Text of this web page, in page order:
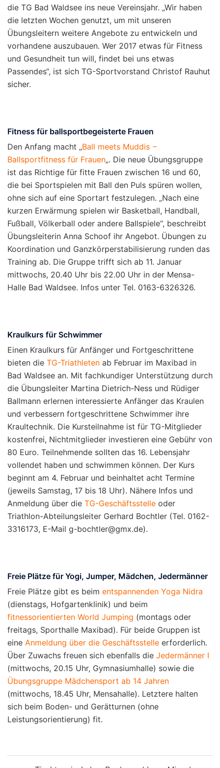
die TG Bad Waldsee ins neue Vereinsjahr. „Wir haben
die letzten Wochen genutzt, um mit unseren
Übungsleitern weitere Angebote zu entwickeln und
vorhandene auszubauen. Wer 2017 etwas für Fitness
und Gesundheit tun will, findet bei uns etwas
Passendes“, ist sich TG-Sportvorstand Christof Rauhut
sicher.
Fitness für ballsportbegeisterte Frauen
Den Anfang macht „Ball meets Muddis −
Ballsportfitness für Frauen„. Die neue Übungsgruppe
ist das Richtige für fitte Frauen zwischen 16 und 60,
die bei Sportspielen mit Ball den Puls spüren wollen,
ohne sich auf eine Sportart festzulegen. „Nach eine
kurzen Erwärmung spielen wir Basketball, Handball,
Fußball, Völkerball oder andere Ballspiele“, beschreibt
Übungsleiterin Anna Schoof ihr Angebot. Übungen zu
Koordination und Ganzkörperstabilisierung runden das
Training ab. Die Gruppe trifft sich ab 11. Januar
mittwochs, 20.40 Uhr bis 22.00 Uhr in der Mensa-
Halle Bad Waldsee. Infos unter Tel. 0163-6326326.
Kraulkurs für Schwimmer
Einen Kraulkurs für Anfänger und Fortgeschrittene
bieten die TG-Triathleten ab Februar im Maxibad in
Bad Waldsee an. Mit fachkundiger Unterstützung durch
die Übungsleiter Martina Dietrich-Ness und Rüdiger
Ballmann erlernen interessierte Anfänger das Kraulen
und verbessern fortgeschrittene Schwimmer ihre
Kraultechnik. Die Kursteilnahme ist für TG-Mitglieder
kostenfrei, Nichtmitglieder investieren eine Gebühr von
80 Euro. Teilnehmende sollten das 16. Lebensjahr
vollendet haben und schwimmen können. Der Kurs
beginnt am 4. Februar und beinhaltet acht Termine
(jeweils Samstag, 17 bis 18 Uhr). Nähere Infos und
Anmeldung über die TG-Geschäftsstelle oder
Triathlon-Abteilungsleiter Gerhard Bochtler (Tel. 0162-
3316173, E-Mail g-bochtler@gmx.de).
Freie Plätze für Yogi, Jumper, Mädchen, Jedermänner
Freie Plätze gibt es beim entspannenden Yoga Nidra
(dienstags, Hofgartenklinik) und beim
fitnessorientierten World Jumping (montags oder
freitags, Sporthalle Maxibad). Für beide Gruppen ist
eine Anmeldung über die Geschäftsstelle erforderlich.
Über Zuwachs freuen sich ebenfalls die Jedermänner I
(mittwochs, 20.15 Uhr, Gymnasiumhalle) sowie die
Übungsgruppe Mädchensport ab 14 Jahren
(mittwochs, 18.45 Uhr, Mensahalle). Letztere halten
sich beim Boden- und Gerätturnen (ohne
Leistungsorientierung) fit.